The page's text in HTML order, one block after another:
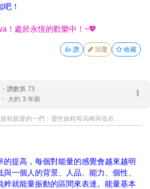
！
！處於永恆的歡樂中！~💖
👍 讚 回覆 收藏
・ 讚數第 73
大約 3 年前
程親愛的一們：靈性旅程有高峰與低谷...
的提高，每個對能量的感覺會越來越明
一個人的背景、人品、能力、個性、
就能量振動的區間來表達。能量基本